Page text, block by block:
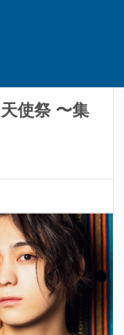
使祭 〜集